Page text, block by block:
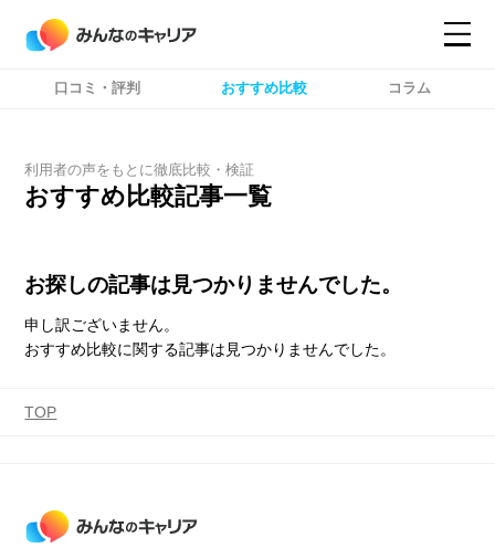
コンテンツ
コンテンツ
口コミ・評判 おすすめ比較 コラム
利用者の声をもとに徹底比較・検証
おすすめ比較記事一覧
お探しの記事は見つかりませんでした。
申し訳ございません。
おすすめ比較に関する記事は見つかりませんでした。
TOP